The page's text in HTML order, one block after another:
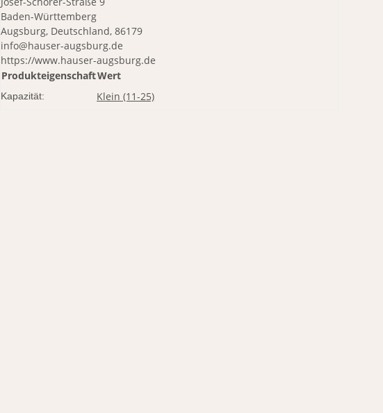
Baden-Württemberg
Augsburg, Deutschland, 86179
info@hauser-augsburg.de
https://www.hauser-augsburg.de
ProdukteigenschaftWert
Kapazität: Klein (11-25)